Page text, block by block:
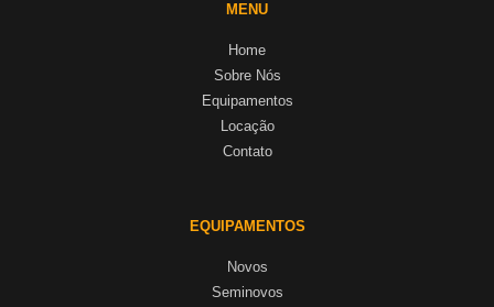
MENU
Home
Sobre Nós
Equipamentos
Locação
Contato
EQUIPAMENTOS
Novos
Seminovos